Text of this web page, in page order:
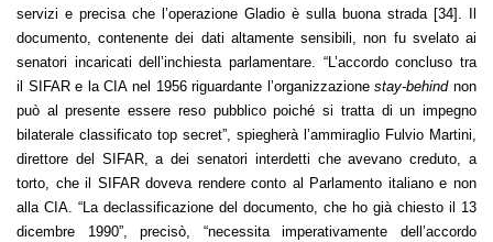
servizi e precisa che l’operazione Gladio è sulla buona strada [34]. Il
documento, contenente dei dati altamente sensibili, non fu svelato ai
senatori incaricati dell’inchiesta parlamentare. “L’accordo concluso tra
il SIFAR e la CIA nel 1956 riguardante l’organizzazionestay-behindnon
può al presente essere reso pubblico poiché si tratta di un impegno
bilaterale classificato top secret”, spiegherà l’ammiraglio Fulvio Martini,
direttore del SIFAR, a dei senatori interdetti che avevano creduto, a
torto, che il SIFAR doveva rendere conto al Parlamento italiano e non
alla CIA. “La declassificazione del documento, che ho già chiesto il 13
dicembre 1990”, precisò, “necessita imperativamente dell’accordo